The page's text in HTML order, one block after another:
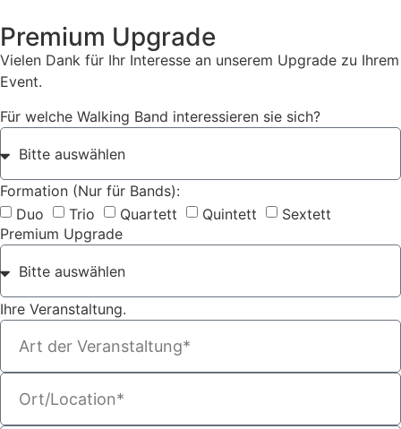
Premium Upgrade
Vielen Dank für Ihr Interesse an unserem Upgrade zu Ihrem
Event.
Für welche Walking Band interessieren sie sich?
Formation (Nur für Bands):
Duo
Trio Quartett Quintett
Sextett
Premium Upgrade
Ihre Veranstaltung.